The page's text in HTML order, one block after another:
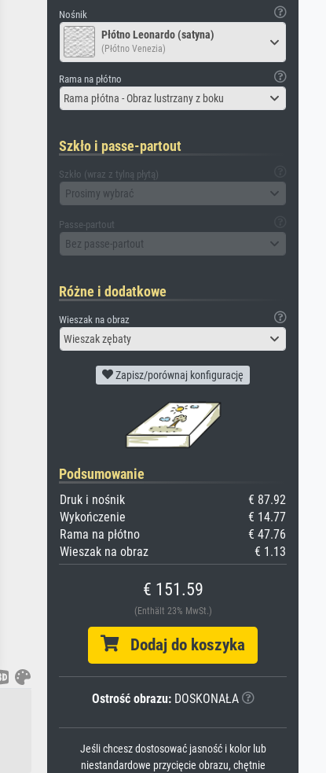
Nośnik
Płótno Leonardo (satyna)
(Płótno Venezia)
Rama na płótno
Rama płótna - Obraz lustrzany z boku
Szkło i passe-partout
Szkło (wraz z tylną płytą)
Prosimy wybrać
Passe-partout
Bez passe-partout
Różne i dodatkowe
Wieszak na obraz
Wieszak zębaty
Zapisz/porównaj konfigurację
Podsumowanie
Druk i nośnik
€ 87.92
Wykończenie
€ 14.77
Rama na płótno
€ 47.76
Wieszak na obraz
€ 1.13
€ 151.59
(Enthält 23% MwSt.)
Dodaj do koszyka
Ostrość obrazu:DOSKONAŁA
Jeśli chcesz dostosować jasność i kolor lub
niestandardowe przycięcie obrazu, chętnie